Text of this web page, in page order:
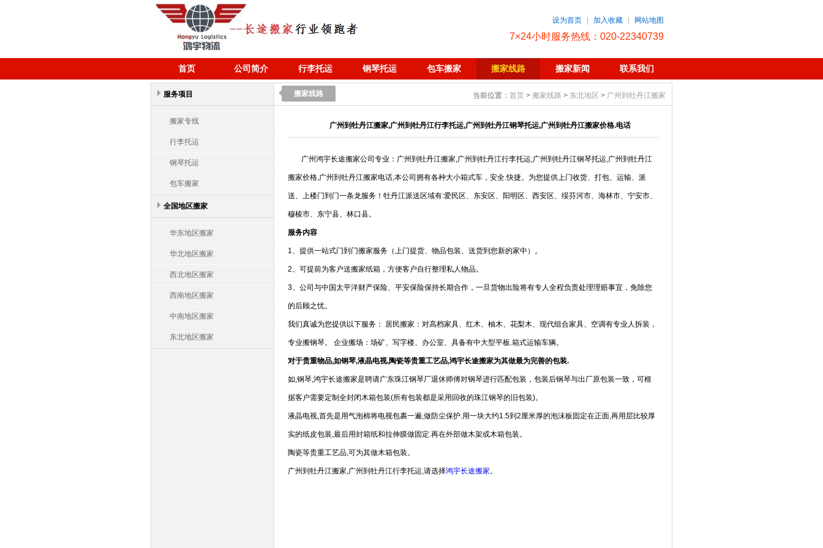
设为首页 加入收藏 网站地图
7×24小时服务热线：020-22340739
首页 公司简介 行李托运 钢琴托运 包车搬家 搬家线路 搬家新闻 联系我们
服务项目
搬家专线
行李托运
钢琴托运
包车搬家
全国地区搬家
华东地区搬家
华北地区搬家
西北地区搬家
西南地区搬家
中南地区搬家
东北地区搬家
搬家线路 当前位置： 首页 > 搬家线路 > 东北地区 > 广州到牡丹江搬家
广州到牡丹江搬家,广州到牡丹江行李托运,广州到牡丹江钢琴托运,广州到牡丹江搬家价格.电话
广州鸿宇长途搬家公司专业：广州到牡丹江搬家,广州到牡丹江行李托运,广州到牡丹江钢琴托运,广州到牡丹江
搬家价格,广州到牡丹江搬家电话,本公司拥有各种大小箱式车，安全.快捷。为您提供上门收货、打包、运输、派
送、上楼门到门一条龙服务！牡丹江派送区域有:爱民区、东安区、阳明区、西安区、绥芬河市、海林市、宁安市、
穆棱市、东宁县、林口县。
服务内容
1、提供一站式门到门搬家服务（上门提货、物品包装、送货到您新的家中）。
2、可提前为客户送搬家纸箱，方便客户自行整理私人物品。
3、公司与中国太平洋财产保险、平安保险保持长期合作，一旦货物出险将有专人全程负责处理理赔事宜，免除您
的后顾之忧。
我们真诚为您提供以下服务： 居民搬家：对高档家具、红木、柚木、花梨木、现代组合家具、空调有专业人拆装，
专业搬钢琴。 企业搬场：场矿、写字楼、办公室、具备有中大型平板.箱式运输车辆。
对于贵重物品,如钢琴,液晶电视,陶瓷等贵重工艺品,鸿宇长途搬家为其做最为完善的包装.
如,钢琴,鸿宇长途搬家是聘请广东珠江钢琴厂退休师傅对钢琴进行匹配包装，包装后钢琴与出厂原包装一致，可根
据客户需要定制全封闭木箱包装(所有包装都是采用回收的珠江钢琴的旧包装)。
液晶电视,首先是用气泡棉将电视包裹一遍,做防尘保护.用一块大约1.5到2厘米厚的泡沫板固定在正面,再用层比较厚
实的纸皮包装,最后用封箱纸和拉伸膜做固定.再在外部做木架或木箱包装。
陶瓷等贵重工艺品,可为其做木箱包装。
广州到牡丹江搬家,广州到牡丹江行李托运,请选择鸿宇长途搬家。